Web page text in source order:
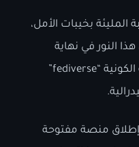
المليئة بخيبات الأمل،
النور في نهاية
إطلاق منصة مفتوحة